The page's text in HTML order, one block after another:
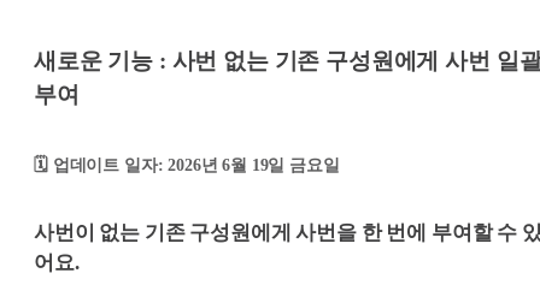
새로운 기능 : 사번 없는 기존 구성원에게 사번 일
부여
🗓️ 업데이트 일자: 2026년 6월 19일 금요일
사번이 없는 기존 구성원에게 사번을 한 번에 부여할 수
어요.